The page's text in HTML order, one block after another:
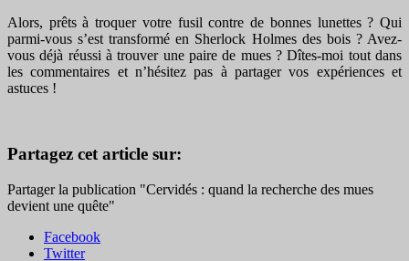
Alors, prêts à troquer votre fusil contre de bonnes lunettes ? Qui
parmi-vous s’est transformé en Sherlock Holmes des bois ? Avez-
vous déjà réussi à trouver une paire de mues ? Dîtes-moi tout dans
les commentaires et n’hésitez pas à partager vos expériences et
astuces !
Partagez cet article sur:
Partager la publication "Cervidés : quand la recherche des mues
devient une quête"
Facebook
Twitter